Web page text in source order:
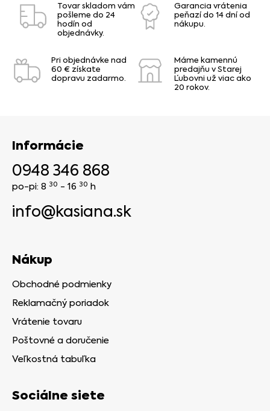
Tovar skladom vám
pošleme do 24
hodín od
objednávky.
Garancia vrátenia
peňazí do 14 dní od
nákupu.
Pri objednávke nad
60 € získate
dopravu zadarmo.
Máme kamennú
predajňu v Starej
Ľubovni už viac ako
20 rokov.
Informácie
0948 346 868
po-pi: 8 30 - 16 30 h
info@kasiana.sk
Nákup
Obchodné podmienky
Reklamačný poriadok
Vrátenie tovaru
Poštovné a doručenie
Veľkostná tabuľka
Sociálne siete